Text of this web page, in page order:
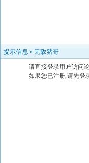
提示信息 » 无敌猪哥
请直接登录用户访问
如果您已注册,请先登